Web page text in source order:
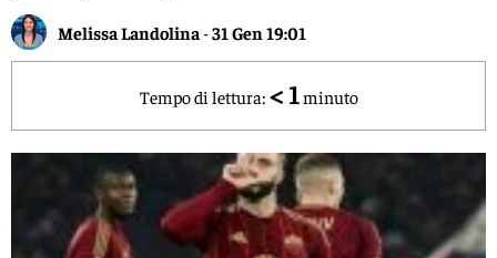
Melissa Landolina -31 Gen 19:01
Tempo di lettura: < 1 minuto